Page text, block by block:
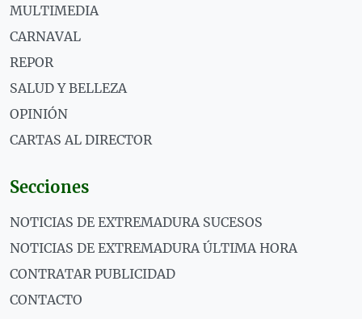
MULTIMEDIA
CARNAVAL
REPOR
SALUD Y BELLEZA
OPINIÓN
CARTAS AL DIRECTOR
Secciones
NOTICIAS DE EXTREMADURA SUCESOS
NOTICIAS DE EXTREMADURA ÚLTIMA HORA
CONTRATAR PUBLICIDAD
CONTACTO